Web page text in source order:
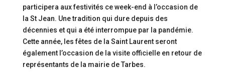
participera aux festivités ce week-end à l’occasion de
la St Jean. Une tradition qui dure depuis des
décennies et qui a été interrompue par la pandémie.
Cette année, les fêtes de la Saint Laurent seront
également l’occasion de la visite officielle en retour de
représentants de la mairie de Tarbes.